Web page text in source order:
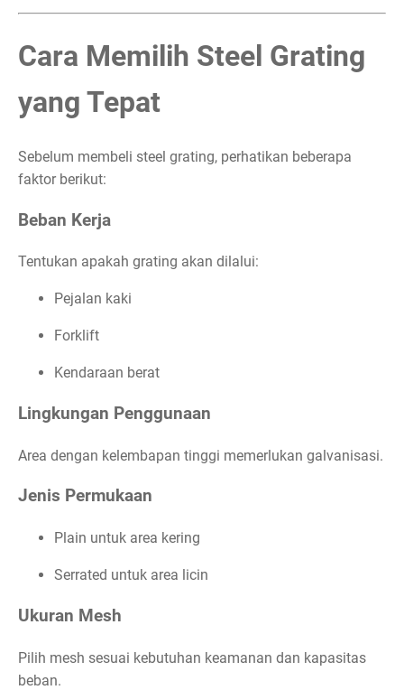
Cara Memilih Steel Grating
yang Tepat
Sebelum membeli steel grating, perhatikan beberapa
faktor berikut:
Beban Kerja
Tentukan apakah grating akan dilalui:
Pejalan kaki
Forklift
Kendaraan berat
Lingkungan Penggunaan
Area dengan kelembapan tinggi memerlukan galvanisasi.
Jenis Permukaan
Plain untuk area kering
Serrated untuk area licin
Ukuran Mesh
Pilih mesh sesuai kebutuhan keamanan dan kapasitas
beban.